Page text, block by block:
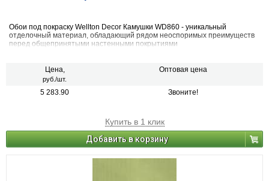
Обои под покраску Wellton Decor Камушки WD860 - уникальный
отделочный материал, обладающий рядом неоспоримых преимуществ
перед общепринятыми настенными покрытиями
Цена,
руб./шт.
Оптовая цена
5 283.90 Звоните!
Купить в 1 клик
Добавить в корзину